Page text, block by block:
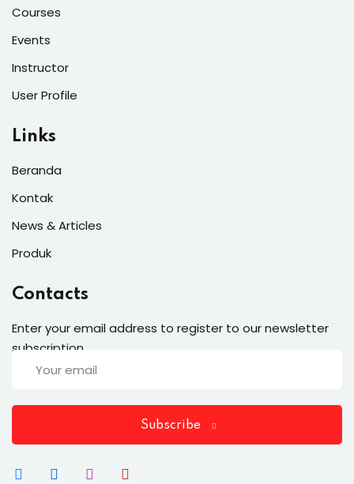
Courses
Events
Instructor
User Profile
Links
Beranda
Kontak
News & Articles
Produk
Contacts
Enter your email address to register to our newsletter
subscription
Subscribe